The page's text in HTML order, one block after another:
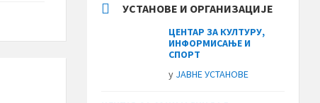
УСТАНОВЕ И ОРГАНИЗАЦИЈЕ
ЦЕНТАР ЗА КУЛТУРУ,
ИНФОРМИСАЊЕ И
СПОРТ
у ЈАВНЕ УСТАНОВЕ